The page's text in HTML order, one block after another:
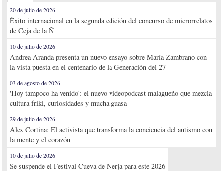
20 de julio de 2026
Éxito internacional en la segunda edición del concurso de microrrelatos
de Ceja de la Ñ
10 de julio de 2026
Andrea Aranda presenta un nuevo ensayo sobre María Zambrano con
la vista puesta en el centenario de la Generación del 27
03 de agosto de 2026
'Hoy tampoco ha venido': el nuevo videopodcast malagueño que mezcla
cultura friki, curiosidades y mucha guasa
29 de julio de 2026
Alex Cortina: El activista que transforma la conciencia del autismo con
la mente y el corazón
10 de julio de 2026
Se suspende el Festival Cueva de Nerja para este 2026